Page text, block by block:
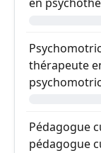
en
thérapeute
Pédagogue
pédagogue